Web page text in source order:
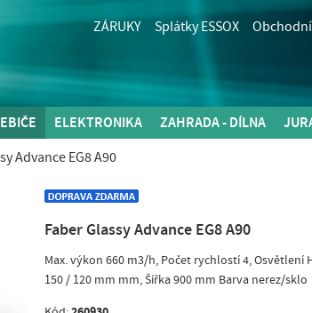
ZÁRUKY Splátky ESSOX
ELEKTRONIKA ZAHRADA - DÍLNA
Advance EG8 A90
Faber Glassy Advance EG8 A90
Max. výkon 660 m3/h, Počet rychlostí 4,
150 / 120 mm mm, Šířka 900 mm Barva nerez/sklo